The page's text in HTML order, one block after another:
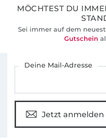
MÖCHTEST DU
Sei immer auf dem
Gutschein
Deine Mail-Adresse
Jetzt anmelden